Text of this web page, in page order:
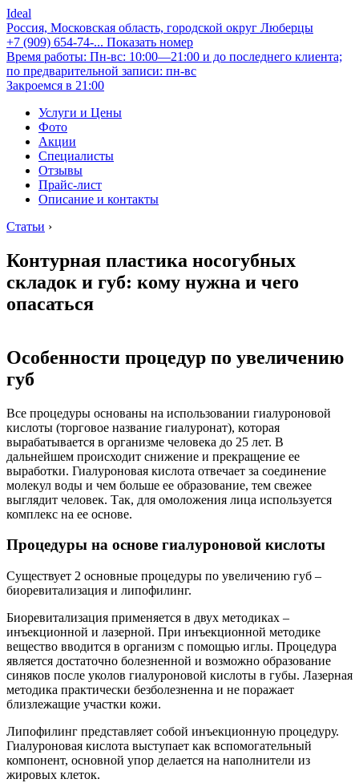
Ideal
Россия, Московская область, городской округ Люберцы
+7 (909) 654-74-... Показать номер
Время работы: Пн-вс: 10:00—21:00 и до последнего клиента;
по предварительной записи: пн-вс
Закроемся в 21:00
Услуги и Цены
Фото
Акции
Специалисты
Отзывы
Прайс-лист
Описание и контакты
Статьи ›
Контурная пластика носогубных
складок и губ: кому нужна и чего
опасаться
Особенности процедур по увеличению
губ
Все процедуры основаны на использовании гиалуроновой
кислоты (торговое название гиалуронат), которая
вырабатывается в организме человека до 25 лет. В
дальнейшем происходит снижение и прекращение ее
выработки. Гиалуроновая кислота отвечает за соединение
молекул воды и чем больше ее образование, тем свежее
выглядит человек. Так, для омоложения лица используется
комплекс на ее основе.
Процедуры на основе гиалуроновой кислоты
Существует 2 основные процедуры по увеличению губ –
биоревитализация и липофилинг.
Биоревитализация применяется в двух методиках –
инъекционной и лазерной. При инъекционной методике
вещество вводится в организм с помощью иглы. Процедура
является достаточно болезненной и возможно образование
синяков после уколов гиалуроновой кислоты в губы. Лазерная
методика практически безболезненна и не поражает
близлежащие участки кожи.
Липофилинг представляет собой инъекционную процедуру.
Гиалуроновая кислота выступает как вспомогательный
компонент, основной упор делается на наполнители из
жировых клеток.